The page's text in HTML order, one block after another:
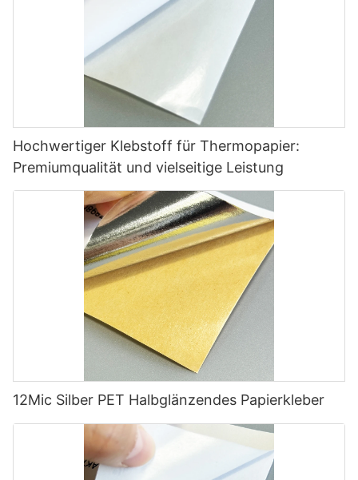
Hochwertiger Klebstoff für Thermopapier:
Premiumqualität und vielseitige Leistung
12Mic Silber PET Halbglänzendes Papierkleber